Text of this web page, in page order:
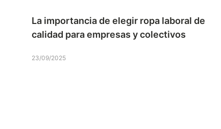
La importancia de elegir ropa laboral de
calidad para empresas y colectivos
23/09/2025